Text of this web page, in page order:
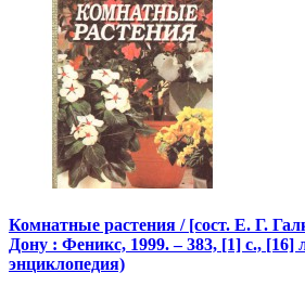
Комнатные растения / [сост. Е. Г.
Дону : Феникс, 1999. – 383, [1] с.,
энциклопедия)